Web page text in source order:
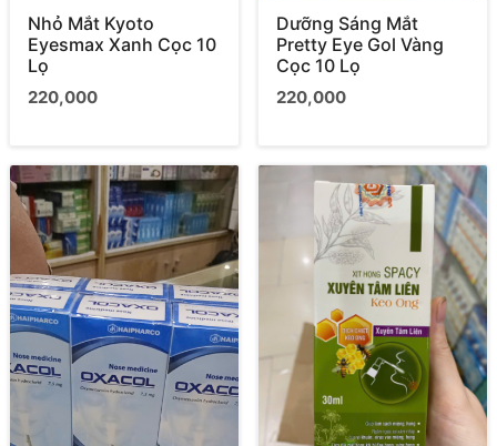
Nhỏ Mắt Kyoto
Eyesmax Xanh Cọc 10
Lọ
220,000
Dưỡng Sáng Mắt
Pretty Eye Gol Vàng
Cọc 10 Lọ
220,000